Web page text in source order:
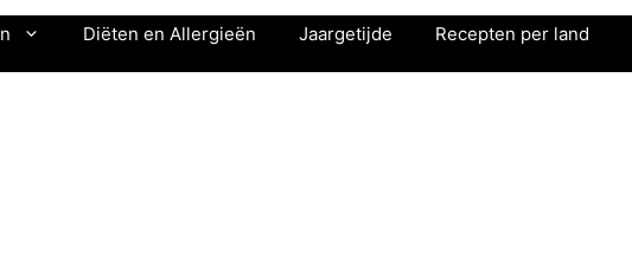
Diëten en Allergieën Jaargetijde Recepten per land